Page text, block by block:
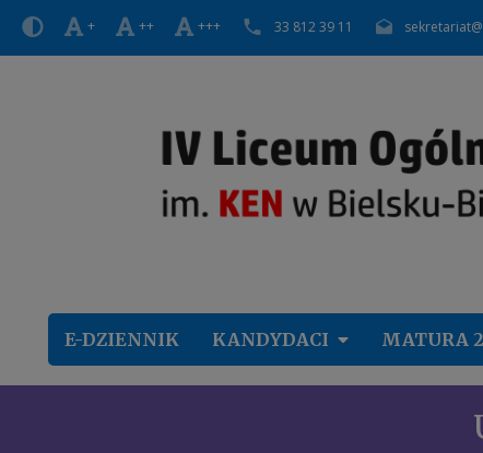
+ ++ +++ 33 812 39 11
E-DZIENNIK KANDYDACI MATURA